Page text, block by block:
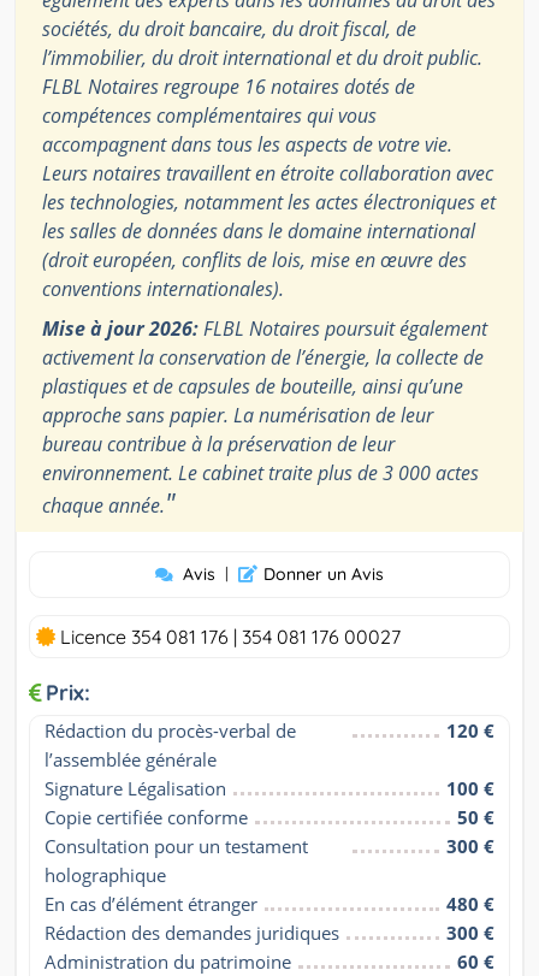
sociétés, du droit bancaire, du droit fiscal, de
l’immobilier, du droit international et du droit public.
FLBL Notaires regroupe 16 notaires dotés de
compétences complémentaires qui vous
accompagnent dans tous les aspects de votre vie.
Leurs notaires travaillent en étroite collaboration avec
les technologies, notamment les actes électroniques et
les salles de données dans le domaine international
(droit européen, conflits de lois, mise en œuvre des
conventions internationales).
Mise à jour 2026:FLBL Notaires poursuit également
activement la conservation de l’énergie, la collecte de
plastiques et de capsules de bouteille, ainsi qu’une
approche sans papier. La numérisation de leur
bureau contribue à la préservation de leur
environnement. Le cabinet traite plus de 3 000 actes
chaque année."
Avis | Donner un Avis
Licence 354 081 176 | 354 081 176 00027
Prix:
Rédaction du procès-verbal de
l’assemblée générale
120 €
Signature Légalisation
100 €
Copie certifiée conforme
50 €
Consultation pour un testament
holographique
300 €
En cas d’élément étranger
480 €
Rédaction des demandes juridiques
300 €
Administration du patrimoine
60 €